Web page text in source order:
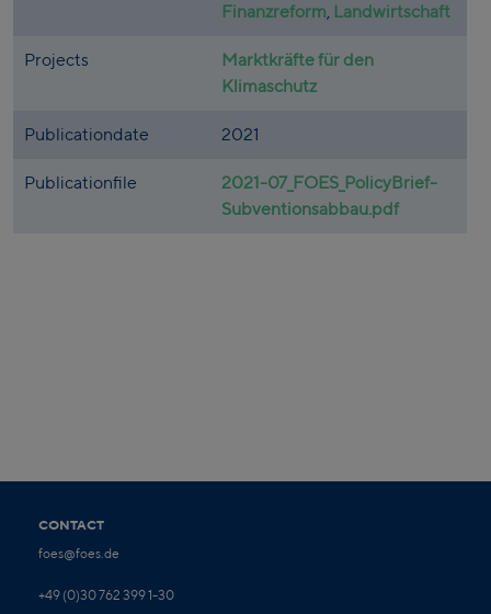
Finanzreform, Landwirtschaft
Projects
Marktkräfte für den
Klimaschutz
Publicationdate 2021
Publicationfile
2021-07_FOES_PolicyBrief-
Subventionsabbau.pdf
CONTACT
foes@foes.de
+49 (0)30 762 399 1-30